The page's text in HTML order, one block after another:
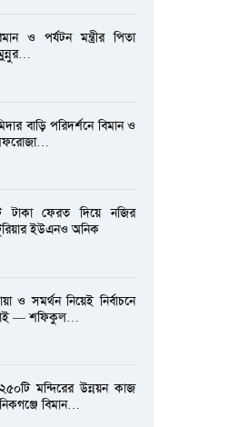
ও পর্যটন মন্ত্রীর পিতা
বাড়ি পরিদর্শনে বিমান ও
টাকা ফেরত দিয়ে নজির
ইউএনও অনিক
ও সমর্থন নিয়েই নির্বাচনে
— শফিকুল…
মন্দিরের উন্নয়ন কাজ
বিমান…